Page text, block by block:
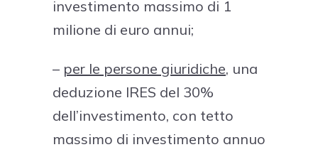
investimento massimo di 1
milione di euro annui;
– per le persone giuridiche, una
deduzione IRES del 30%
dell’investimento, con tetto
massimo di investimento annuo